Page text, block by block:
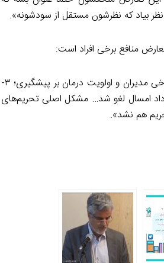
بیاد که نظرشون مستقل از سودشونه».
منافع برخی افراد است:
«مهم‌ترین دلایل تأخیر: ۱- ساده‌انگاری تولید صنعتی واکسن با تولید تحقیقاتی؛ ۲- وجود تعارض منافع در برخی مدیران و اولویت درمان بر پیشگیری؛ ۳-
امسال لغو شد… مشکل اصلی تحریم‌های
هم نشد».